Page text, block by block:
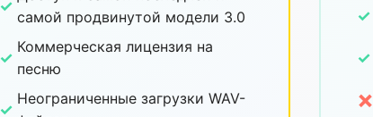
✓
самой продвинутой модели 3.0
✓
Коммерческая лицензия на
песню
✓
Неограниченные загрузки WAV-
✓
✓
×